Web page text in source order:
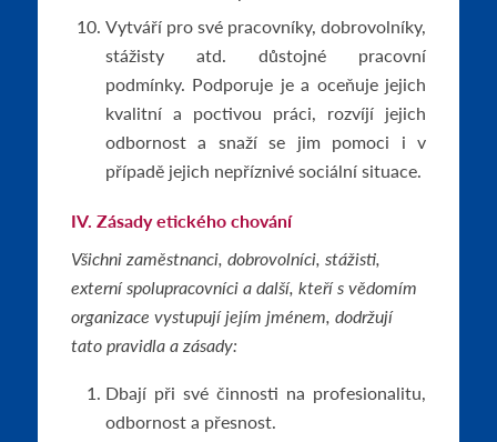
Vytváří pro své pracovníky, dobrovolníky,
stážisty atd. důstojné pracovní
podmínky. Podporuje je a oceňuje jejich
kvalitní a poctivou práci, rozvíjí jejich
odbornost a snaží se jim pomoci i v
případě jejich nepříznivé sociální situace.
IV. Zásady etického chování
Všichni zaměstnanci, dobrovolníci, stážisti,
externí spolupracovníci a další, kteří s vědomím
organizace vystupují jejím jménem, dodržují
tato pravidla a zásady:
Dbají při své činnosti na profesionalitu,
odbornost a přesnost.